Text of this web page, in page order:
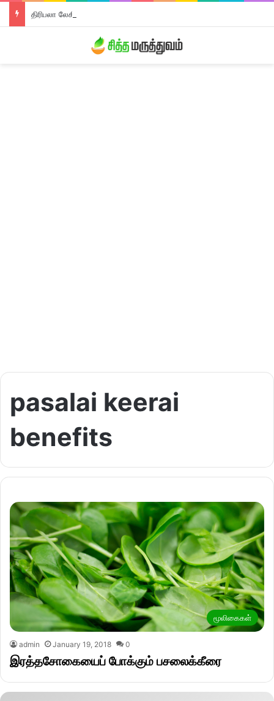
திரிபலா லேகியம்
pasalai keerai
benefits
மூலிகைகள்
admin January 19, 2018 0
இரத்தசோகையைப் போக்கும் பசலைக்கீரை